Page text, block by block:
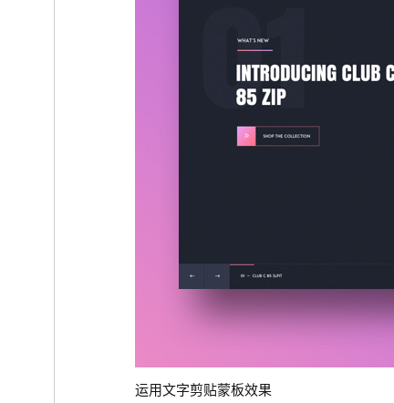
运用文字剪贴蒙板效果